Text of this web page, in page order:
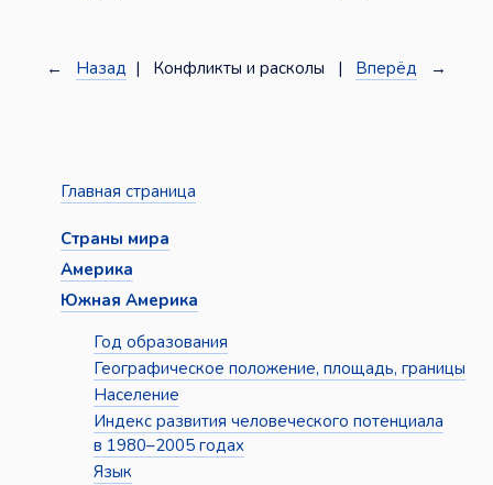
← Назад | Конфликты и расколы | Вперёд →
Главная страница
Страны мира
Америка
Южная Америка
Год образования
Географическое положение, площадь, границы
Население
Индекс развития человеческого потенциала
в 1980–2005 годах
Язык